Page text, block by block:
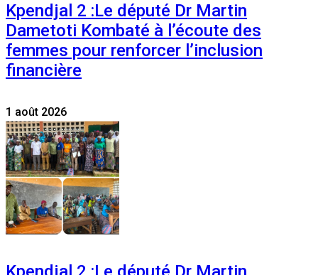
Kpendjal 2 :Le député Dr Martin
Dametoti Kombaté à l’écoute des
femmes pour renforcer l’inclusion
financière
1 août 2026